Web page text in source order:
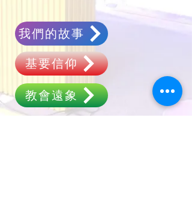
我們的故事
基要信仰
教會遠象